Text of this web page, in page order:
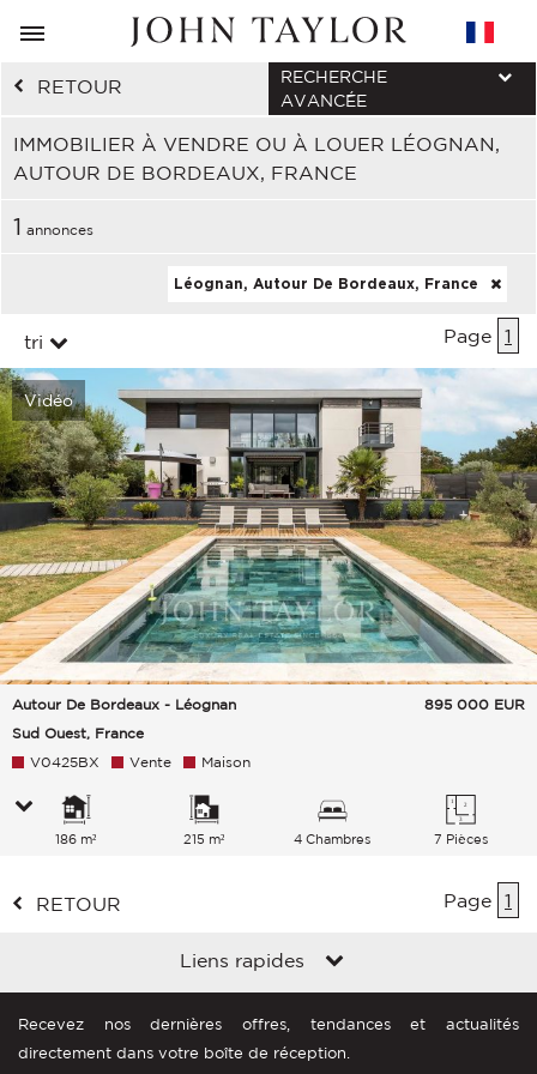
RETOUR
IMMOBILIER À VENDRE OU À LOUER LÉOGNAN,
AUTOUR DE BORDEAUX, FRANCE
RECHERCHE
AVANCÉE
1 annonces
Léognan, Autour De Bordeaux, France
tri Page 1
Vidéo
Autour De Bordeaux - Léognan
Sud Ouest, France
895 000 EUR
V0425BX Vente Maison
186 m² 215 m² 4 Chambres 7 Pièces
RETOUR Page 1
Liens rapides
Recevez nos dernières offres, tendances et actualités
directement dans votre boîte de réception.